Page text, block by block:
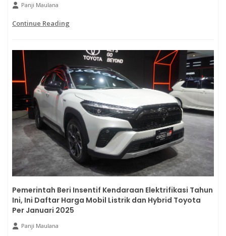
Panji Maulana
Continue Reading
Pemerintah Beri Insentif Kendaraan Elektrifikasi Tahun
Ini, Ini Daftar Harga Mobil Listrik dan Hybrid Toyota
Per Januari 2025
Panji Maulana